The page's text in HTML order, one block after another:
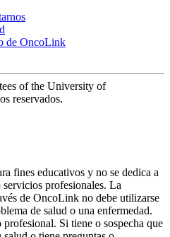
de OncoLink
of the University of
reservados.
fines educativos y no se dedica a
profesionales. La
de OncoLink no debe utilizarse
de salud o una enfermedad.
Si tiene o sospecha que